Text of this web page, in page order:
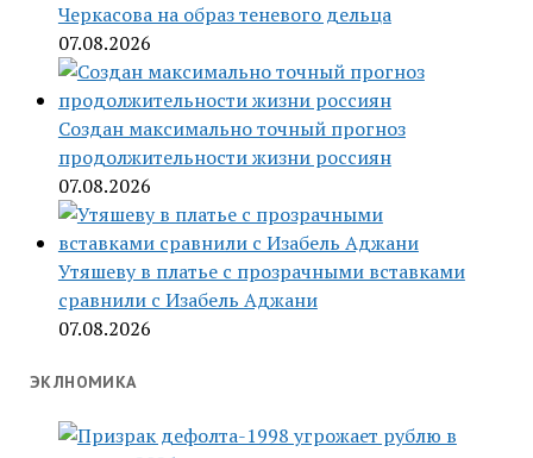
Черкасова на образ теневого дельца
07.08.2026
Создан максимально точный прогноз
продолжительности жизни россиян
07.08.2026
Утяшеву в платье с прозрачными вставками
сравнили с Изабель Аджани
07.08.2026
ЭКЛНОМИКА